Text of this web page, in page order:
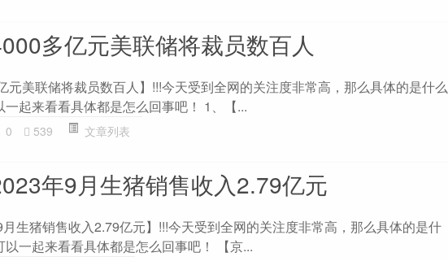
多亿元美联储将裁员数百人
元美联储将裁员数百人】!!!今天受到全网的关注度非常高，那么具体的是什么
起来看看具体都是怎么回事吧！ 1、【...
0 539 文章列表
年9月生猪销售收入2.79亿元
月生猪销售收入2.79亿元】!!!今天受到全网的关注度非常高，那么具体的是什
一起来看看具体都是怎么回事吧！ 【京...